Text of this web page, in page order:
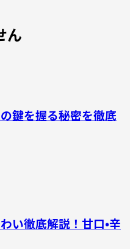
ん
鍵を握る秘密を徹底
い徹底解説！甘口・辛